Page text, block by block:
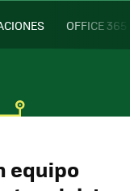
OFFICE 365
equipo